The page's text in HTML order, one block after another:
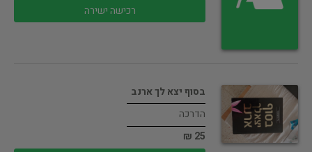
רכישה ישירה
בסוף יצא לך ארנב
הדרכה
25 ₪